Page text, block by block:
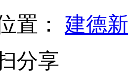
置： 建德
分享